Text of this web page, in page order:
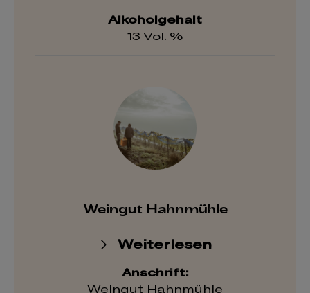
Alkoholgehalt
13 Vol. %
Weingut Hahnmühle
Weiterlesen
Anschrift:
Weingut Hahnmühle